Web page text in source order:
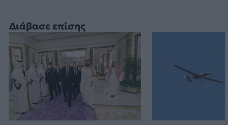
Διάβασε επίσης